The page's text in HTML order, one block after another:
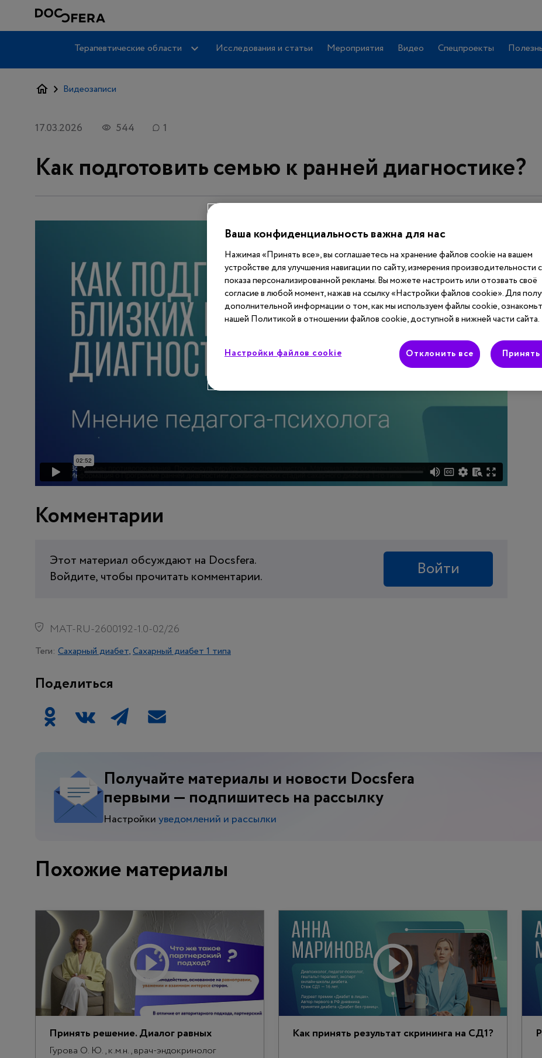
Терапевтические области Исследования и статьи Мероприятия Видео Спецпроекты
Видеозаписи
17.03.2026 544 1
Как подготовить семью к ранней диагностике?
Комментарии
Этот материал обсуждают на Docsfera.
Войдите, чтобы прочитать комментарии.
Войти
MAT-RU-2600192-1.0-02/26
Теги: Сахарный диабет Сахарный диабет 1 типа
Поделиться
Получайте материалы и новости Docsfera
первыми— подпишитесь на рассылку
Настройкиуведомлений и рассылки
Похожие материалы
Принять решение. Диалог равных
Гурова О. Ю., к.м.н., врач-эндокринолог
Как принять результат скрининга на СД1?
Ваша конфиденциальность важна для нас
Нажимая «Принять все», вы соглашаетесь на хранение файлов cookie на вашем
устройстве для улучшения навигации по сайту, измерения производительности
показа персонализированной рекламы. Вы можете настроить или отозвать своё
согласие в любой момент, нажав на ссылку «Настройки файлов cookie». Для
дополнительной информации о том, как мы используем файлы cookie,
нашей Политикой в отношении файлов cookie, доступной в нижней части сайта.
Настройки файлов cookie Отклонить все Принять